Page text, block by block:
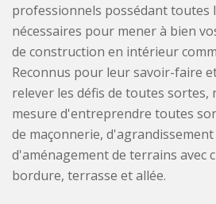
professionnels possédant toutes
nécessaires pour mener à bien
de construction en intérieur
Reconnus pour leur savoir-faire
relever les défis de toutes sortes,
mesure d'entreprendre toutes
de maçonnerie,
d'aménagement de terrains avec
bordure, terrasse et allée.